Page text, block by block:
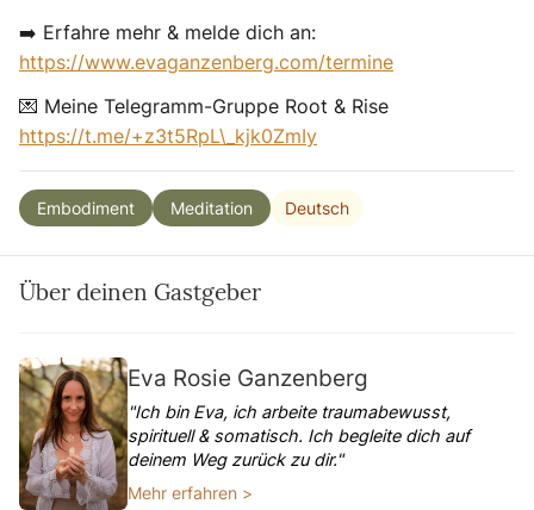
➡️ Erfahre mehr & melde dich an:
https://www.evaganzenberg.com/termine
💌 Meine Telegramm-Gruppe Root & Rise
https://t.me/+z3t5RpL\_kjk0ZmIy
Embodiment Meditation Deutsch
Über deinen Gastgeber
Eva Rosie Ganzenberg
"Ich bin Eva, ich arbeite traumabewusst,
spirituell & somatisch. Ich begleite dich auf
deinem Weg zurück zu dir."
Mehr erfahren >